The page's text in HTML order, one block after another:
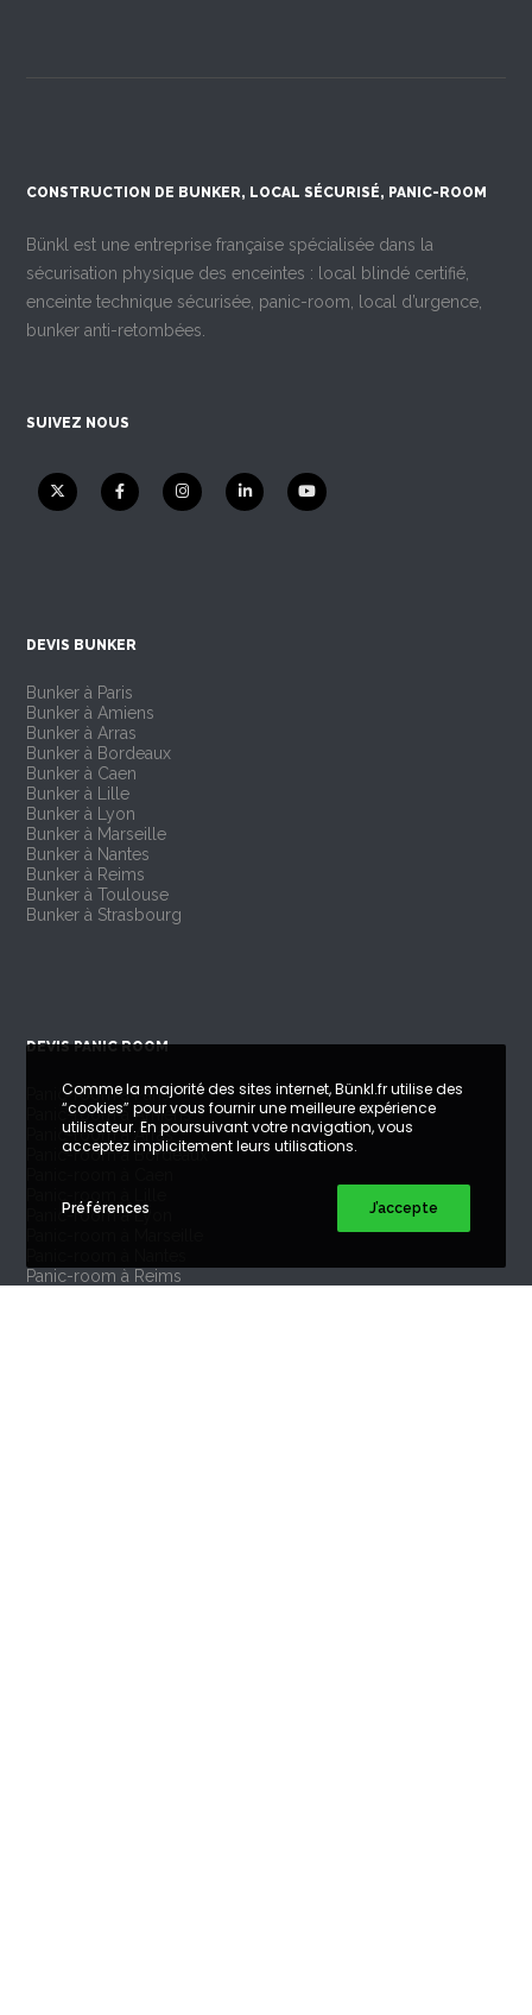
CONSTRUCTION DE BUNKER, LOCAL SÉCURISÉ, PANIC-ROOM
Bünkl est une entreprise française spécialisée dans la
sécurisation physique des enceintes : local blindé certifié,
enceinte technique sécurisée, panic-room, local d’urgence,
bunker anti-retombées.
SUIVEZ NOUS
DEVIS BUNKER
Bunker à Paris
Bunker à Amiens
Bunker à Arras
Bunker à Bordeaux
Bunker à Caen
Bunker à Lille
Bunker à Lyon
Bunker à Marseille
Bunker à Nantes
Bunker à Reims
Bunker à Toulouse
Bunker à Strasbourg
DEVIS PANIC ROOM
Panic-room à Paris
Panic-room à Amiens
Panic-room à Arras
Panic-room à Bordeaux
Panic-room à Lyon
Panic-room à Reims
Comme la majorité des sites internet, Bünkl.fr utilise des
“cookies” pour vous fournir une meilleure expérience
utilisateur. En poursuivant votre navigation, vous
acceptez implicitement leurs utilisations.
Préférences J’accepte